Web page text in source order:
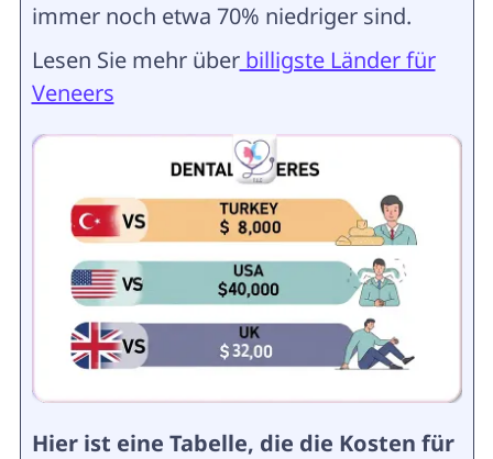
immer noch etwa 70% niedriger sind.
Lesen Sie mehr überbilligste Länder für
Veneers
Hier ist eine Tabelle, die die Kosten für